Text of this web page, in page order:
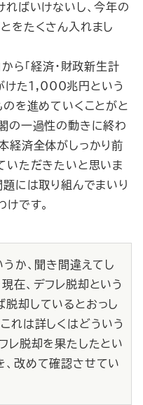
ればいけないし、今年の
をたくさん入れまし
ら「経済・財政新生計
けた1,000兆円という
のを進めていくことがと
の一過性の動きに終わ
経済全体がしっかり前
いただきたいと思いま
題には取り組んでまいり
です。
うか、聞き間違えてし
在、デフレ脱却という
却しているとおっし
れは詳しくはどういう
レ脱却を果たしたとい
、改めて確認させてい